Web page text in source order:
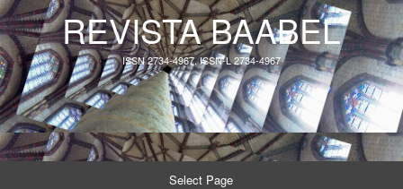
REVISTA BAABEL
ISSN 2734-4967, ISSN-L 2734-4967
Select Page